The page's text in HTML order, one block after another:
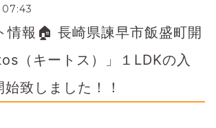
情報🏠 長崎県諫早市飯盛町開
（キートス）」１LDKの入
致しました！！